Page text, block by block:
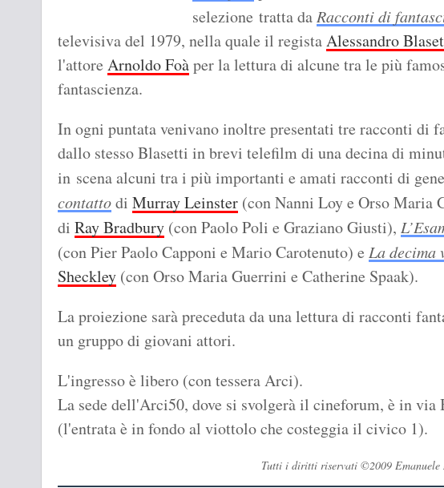
selezione tratta daRacconti di
televisiva del 1979, nella quale il registaAlessandro
l'attore Arnoldo Foàper la lettura di alcune tra le più
fantascienza.
In ogni puntata venivano inoltre presentati tre racconti di
dallo stesso Blasetti in brevi telefilm di una decina di
in scena alcuni tra i più importanti e amati racconti di
contattodi Murray Leinster (con Nanni Loy e Orso Maria
di Ray Bradbury (con Paolo Poli e Graziano Giusti),
(con Pier Paolo Capponi e Mario Carotenuto) e La decima
Sheckley (con Orso Maria Guerrini e Catherine Spaak).
La proiezione sarà preceduta da una lettura di racconti
un gruppo di giovani attori.
L'ingresso è libero (con tessera Arci).
La sede dell'Arci50, dove si svolgerà il cineforum, è in via
(l'entrata è in fondo al viottolo che costeggia il civico 1).
Tutti i diritti riservati ©2009 Emanuele